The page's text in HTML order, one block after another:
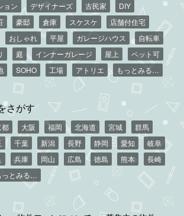
ョン デザイナーズ 古民家
DIY
豪邸 倉庫 スケスケ
店舗付住宅
おしゃれ 平屋 ガレージハウス
自転車
庭 インナーガレージ 屋上
ペット可
SOHO 工場 アトリエ もっとみる…
さがす
都 大阪 福岡 北海道 宮城
群馬
千葉 新潟 長野 静岡 愛知
岐阜
兵庫 岡山 広島 徳島 熊本
長崎
っとみる…